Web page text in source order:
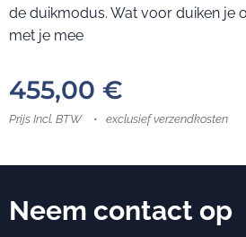
de duikmodus. Wat voor duiken je
met je mee
455,00 €
Prijs Incl. BTW exclusief verzendkosten
Neem contact op